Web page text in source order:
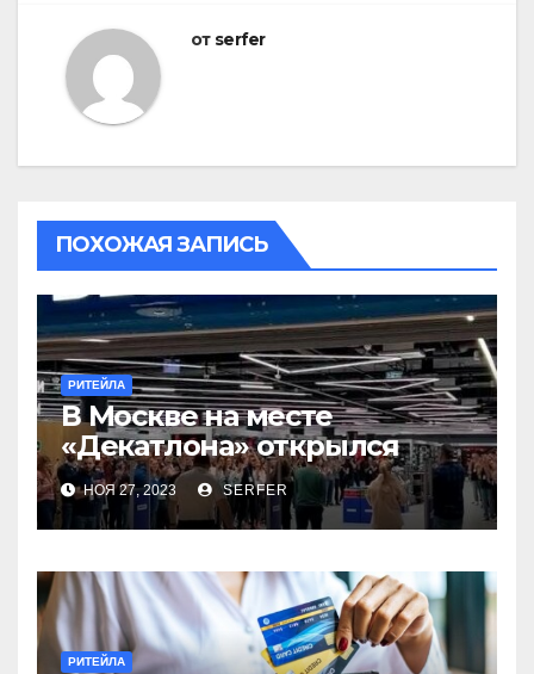
от serfer
ПОХОЖАЯ ЗАПИСЬ
РИТЕЙЛА
В Москве на месте
«Декатлона» открылся
первый Desport
НОЯ 27, 2023 SERFER
РИТЕЙЛА